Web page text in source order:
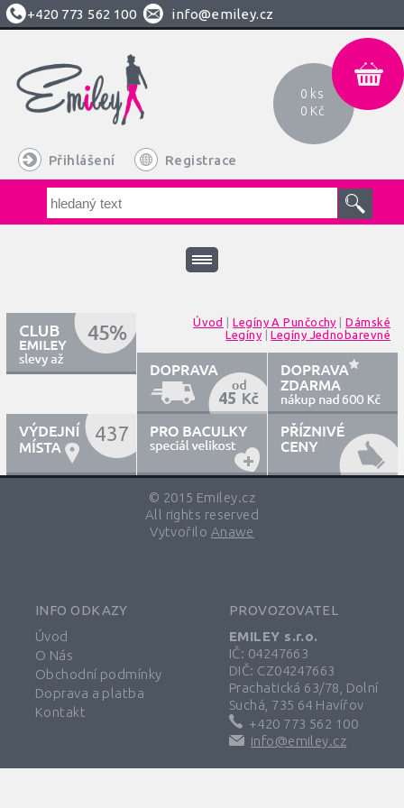
+420 773 562 100 info@emiley.cz
Přihlášení Registrace
0 ks
0 Kč
Úvod |Legíny A Punčochy |Dámské
Legíny |Legíny Jednobarevné
45 600
437
© 2015 Emiley.cz
All rights reserved
Vytvořilo Anawe
INFO ODKAZY
Úvod
O Nás
Obchodní podmínky
Doprava a platba
Kontakt
PROVOZOVATEL
EMILEY s.r.o.
IČ: 04247663
DIČ: CZ04247663
Prachatická 63/78, Dolní
Suchá, 735 64 Havířov
+420 773 562 100
info@emiley.cz